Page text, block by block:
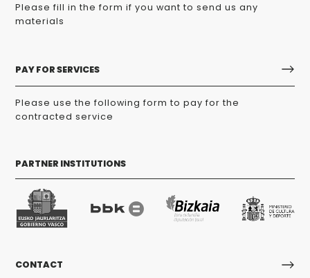
Please fill in the form if you want to send us any
materials
PAY FOR SERVICES
Please use the following form to pay for the
contracted service
PARTNER INSTITUTIONS
CONTACT